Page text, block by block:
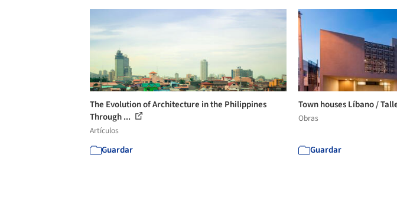
The Evolution of Architecture in the Philippines
Through ...
Artículos
Guardar
Town houses Líbano /
Obras
Guardar